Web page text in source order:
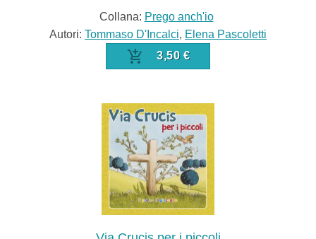
Collana: Prego anch'io
Autori: Tommaso D'Incalci, Elena Pascoletti
3,50 €